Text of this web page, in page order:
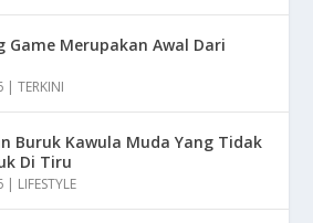
Game Merupakan Awal Dari
|TERKINI
Buruk Kawula Muda Yang Tidak
Di Tiru
| LIFESTYLE